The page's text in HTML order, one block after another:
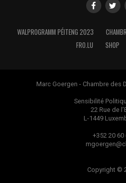
WALPROGRAMM PÉITENG 2023
FRO.LU
SHOP
Marc Goergen - Chambre des
Sensibilité
22 Rue de
L-1449
+352 20 60
Copyright ©